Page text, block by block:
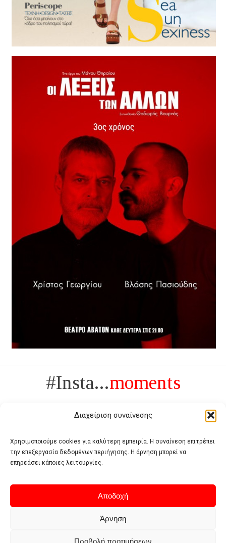
Διαχείριση συναίνεσης
Χρησιμοποιούμε cookies για καλύτερη εμπειρία. Η συναίνεση επιτρέπει
την επεξεργασία δεδομένων περιήγησης. Η άρνηση μπορεί να
επηρεάσει κάποιες λειτουργίες.
Αποδοχή
Άρνηση
Προβολή προτιμήσεων
#Insta...moments
Πολυτέλεια δεν είναι το αντίθετο της ανέχειας, είναι το αντίθετο της